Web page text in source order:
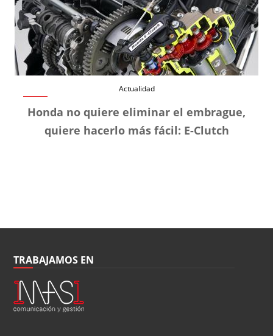
Actualidad
Honda no quiere eliminar el embrague,
quiere hacerlo más fácil: E-Clutch
TRABAJAMOS EN